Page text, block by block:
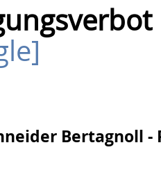
]
Bertagnoll